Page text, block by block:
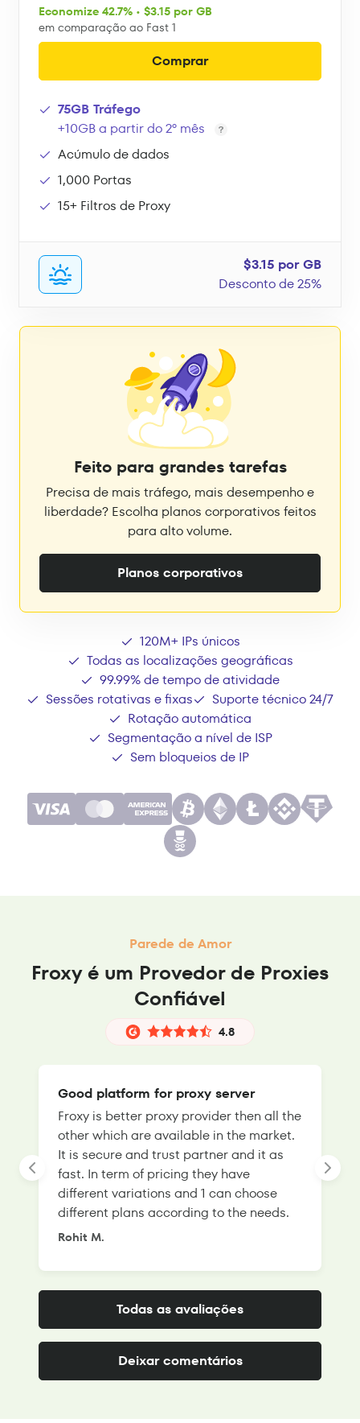
Economize 42.7% • $3.15 por GB
em comparação ao Fast 1
Comprar
75GB Tráfego
+10GB a partir do 2º mês
Acúmulo de dados
1,000 Portas
15+ Filtros de Proxy
$3.15 por GB
Desconto de 25%
Feito para grandes tarefas
Precisa de mais tráfego, mais desempenho e
liberdade? Escolha planos corporativos feitos
para alto volume.
Planos corporativos
120M+ IPs únicos
Todas as localizações geográficas
99.99% de tempo de atividade
Sessões rotativas e fixas
Suporte técnico 24/7
Rotação automática
Segmentação a nível de ISP
Sem bloqueios de IP
Parede de Amor
Froxy é um Provedor de Proxies
Confiável
4.8
Good platform for proxy server
Froxy is better proxy provider then all the
other which are available in the market.
It is secure and trust partner and it as
fast. In term of pricing they have
different variations and 1 can choose
different plans according to the needs.
Rohit M.
Todas as avaliações
Deixar comentários